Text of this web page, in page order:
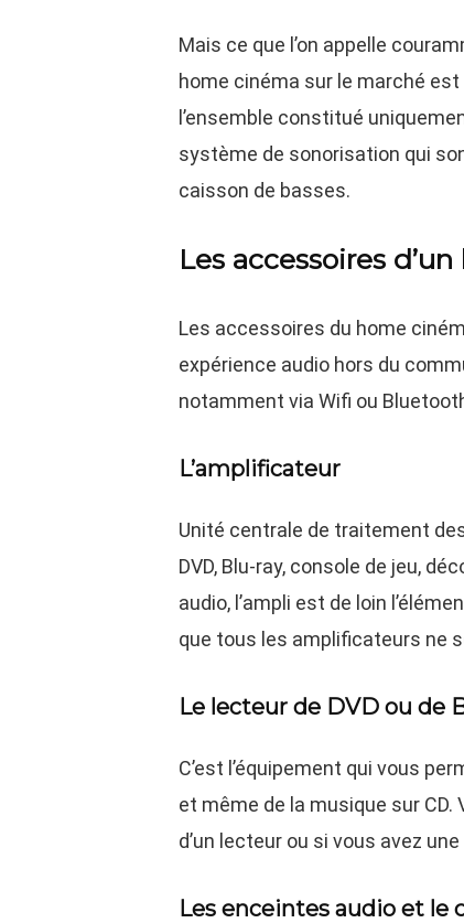
Mais ce que l’on appelle
home cinéma sur le marché est
l’ensemble constitué
système de sonorisation qui
caisson de basses.
Les accessoires
Les accessoires du home
expérience audio hors du
notamment via Wifi ou
L’amplificateur
Unité centrale de traitement
DVD, Blu-ray, console de jeu,
audio, l’ampli est de loin
que tous les amplificateurs ne
Le lecteur de DVD ou de
C’est l’équipement qui vous
et même de la musique sur
d’un lecteur ou si vous avez
Les enceintes audio et le